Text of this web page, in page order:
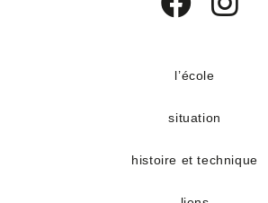
un
onglet
l’école
situation
histoire et technique